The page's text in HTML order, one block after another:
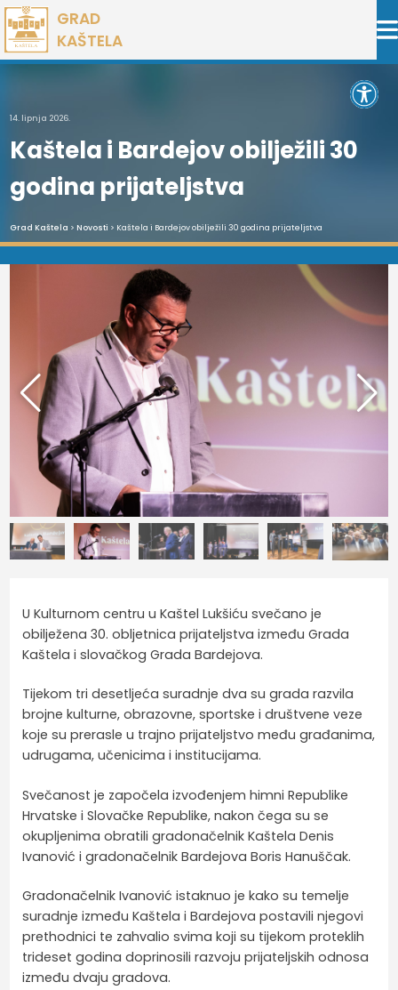
Preskoči
na
sadržaj
GRAD
KAŠTELA
14. lipnja 2026.
Kaštela i Bardejov obilježili 30
godina prijateljstva
Grad Kaštela > Novosti > Kaštela i Bardejov obilježili 30 godina prijateljstva
U Kulturnom centru u Kaštel Lukšiću svečano je
obilježena 30. obljetnica prijateljstva između Grada
Kaštela i slovačkog Grada Bardejova.
Tijekom tri desetljeća suradnje dva su grada razvila
brojne kulturne, obrazovne, sportske i društvene veze
koje su prerasle u trajno prijateljstvo među građanima,
udrugama, učenicima i institucijama.
Svečanost je započela izvođenjem himni Republike
Hrvatske i Slovačke Republike, nakon čega su se
okupljenima obratili gradonačelnik Kaštela Denis
Ivanović i gradonačelnik Bardejova Boris Hanuščak.
Gradonačelnik Ivanović istaknuo je kako su temelje
suradnje između Kaštela i Bardejova postavili njegovi
prethodnici te zahvalio svima koji su tijekom proteklih
trideset godina doprinosili razvoju prijateljskih odnosa
između dvaju gradova.